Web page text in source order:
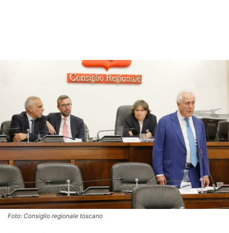
Foto: Consiglio regionale toscano